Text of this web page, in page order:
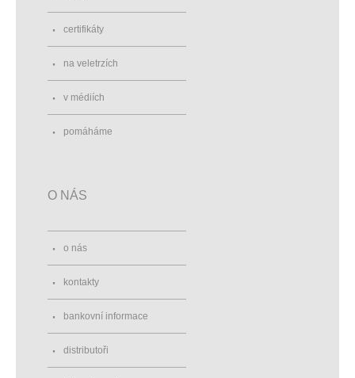
certifikáty
na veletrzích
v médiích
pomáháme
O NÁS
o nás
kontakty
bankovní informace
distributoři